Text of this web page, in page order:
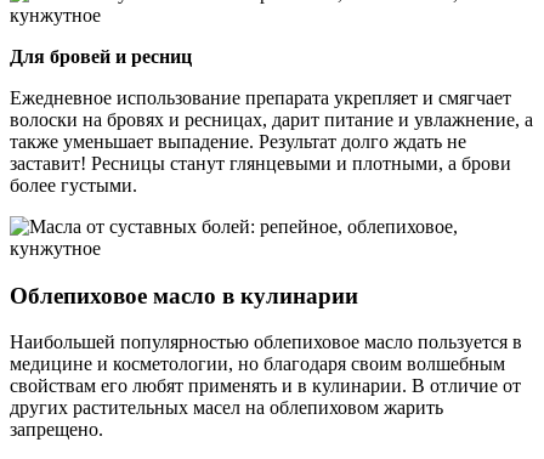
Для бровей и ресниц
Ежедневное использование препарата укрепляет и смягчает
волоски на бровях и ресницах, дарит питание и увлажнение, а
также уменьшает выпадение. Результат долго ждать не
заставит! Ресницы станут глянцевыми и плотными, а брови
более густыми.
Облепиховое масло в кулинарии
Наибольшей популярностью облепиховое масло пользуется в
медицине и косметологии, но благодаря своим волшебным
свойствам его любят применять и в кулинарии. В отличие от
других растительных масел на облепиховом жарить
запрещено.